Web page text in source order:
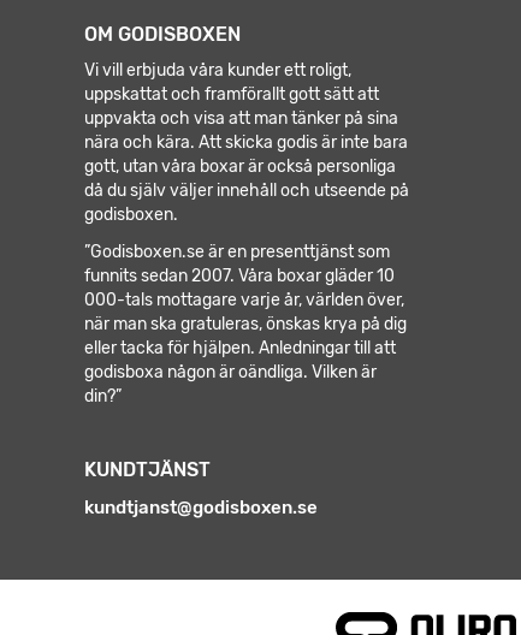
KUNDTJÄNST
kundtjanst@godisboxen.se
OM GODISBOXEN
Vi vill erbjuda våra kunder ett roligt,
uppskattat och framförallt gott sätt att
uppvakta och visa att man tänker på sina
nära och kära. Att skicka godis är inte bara
gott, utan våra boxar är också personliga
då du själv väljer innehåll och utseende på
godisboxen.
”Godisboxen.se är en presenttjänst som
funnits sedan 2007. Våra boxar gläder 10
000-tals mottagare varje år, världen över,
när man ska gratuleras, önskas krya på dig
eller tacka för hjälpen. Anledningar till att
godisboxa någon är oändliga. Vilken är
din?”